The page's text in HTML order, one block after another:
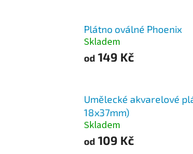
Plátno oválné Phoenix
Skladem
od 149 Kč
Umělecké akvarelové
18x37mm)
Skladem
od 109 Kč